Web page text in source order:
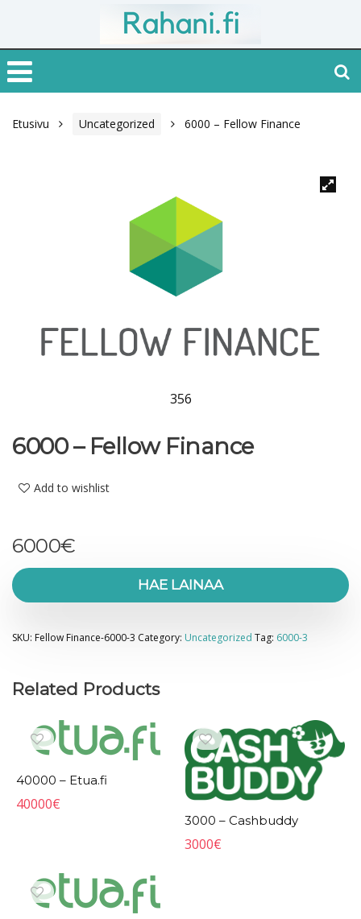
Etusivu Uncategorized 6000 – Fellow Finance
356
6000 – Fellow Finance
Add to wishlist
6000€
HAE LAINAA
SKU: Fellow Finance-6000-3 Category: Uncategorized Tag: 6000-3
Related Products
40000 – Etua.fi
40000€
3000 – Cashbuddy
3000€